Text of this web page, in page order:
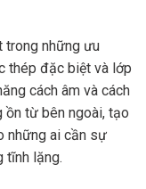
trong những ưu
thép đặc biệt và lớp
cách âm và cách
ồn từ bên ngoài, tạo
những ai cần sự
tĩnh lặng.